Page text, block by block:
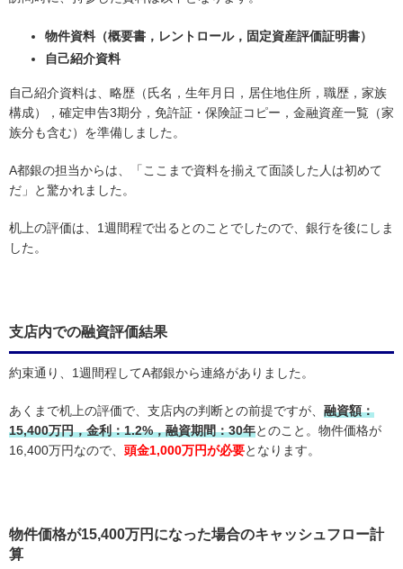
物件資料（概要書，レントロール，固定資産評価証明書）
自己紹介資料
自己紹介資料は、略歴（氏名，生年月日，居住地住所，職歴，家族
構成），確定申告3期分，免許証・保険証コピー，金融資産一覧（家
族分も含む）を準備しました。
A都銀の担当からは、「ここまで資料を揃えて面談した人は初めて
だ」と驚かれました。
机上の評価は、1週間程で出るとのことでしたので、銀行を後にしま
した。
支店内での融資評価結果
約束通り、1週間程してA都銀から連絡がありました。
あくまで机上の評価で、支店内の判断との前提ですが、 融資額：
15,400万円，金利：1.2%，融資期間：30年とのこと。物件価格が
16,400万円なので、 頭金1,000万円が必要となります。
物件価格が15,400万円になった場合のキャッシュフロー計
算